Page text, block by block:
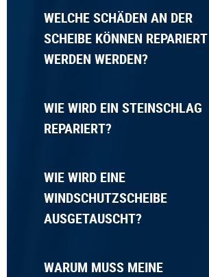
WELCHE SCHÄDEN AN DER
SCHEIBE KÖNNEN REPARIERT
WERDEN WERDEN?
WIE WIRD EIN STEINSCHLAG
REPARIERT?
WIE WIRD EINE
WINDSCHUTZSCHEIBE
AUSGETAUSCHT?
WARUM MUSS MEINE